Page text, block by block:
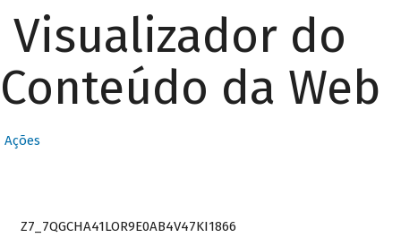
Visualizador do
Conteúdo da Web
Ações
Z7_7QGCHA41LOR9E0AB4V47KI1866